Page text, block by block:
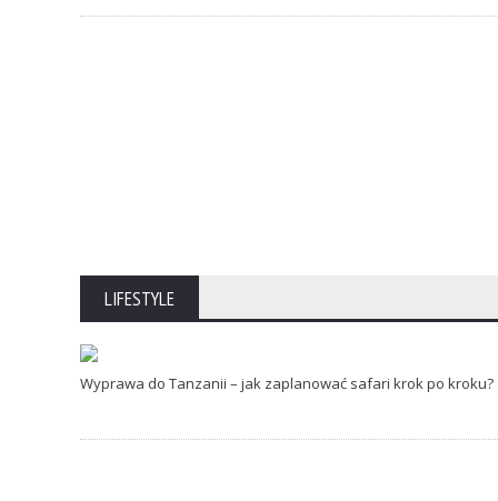
LIFESTYLE
Wyprawa do Tanzanii – jak zaplanować
13 LIPCA 2026 0
Wyprawa do Tanzanii – jak zaplanować safari krok po kroku?